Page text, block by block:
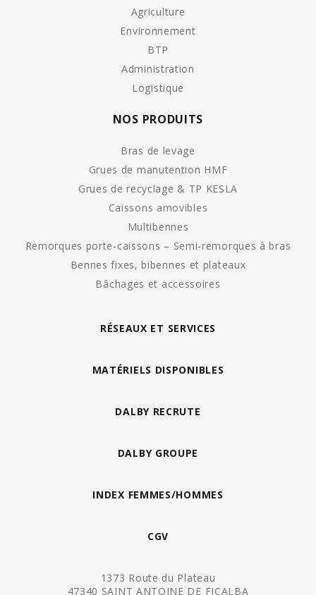
1373 Route du Plateau
47340 SAINT ANTOINE DE FICALBA
Agriculture
Environnement
BTP
Administration
Logistique
NOS PRODUITS
Bras de levage
Grues de manutention HMF
Grues de recyclage & TP KESLA
Caissons amovibles
Multibennes
Remorques porte-caissons – Semi-remorques à bras
Bennes fixes, bibennes et plateaux
Bâchages et accessoires
RÉSEAUX ET SERVICES
MATÉRIELS DISPONIBLES
DALBY RECRUTE
DALBY GROUPE
INDEX FEMMES/HOMMES
CGV